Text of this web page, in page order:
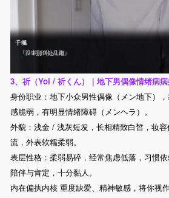
3、祈（Yoi / 祈くん）｜地下男偶像情绪病
身份职业：地下小众男性偶像（メン地下）
感脆弱，有明显情绪障碍（メンヘラ）。
外貌：浅金 / 浅灰短发，长相精致白皙，妆
流，外表软糯柔弱。
表层性格：柔弱易碎，经常焦虑低落，习惯
陪伴与肯定，十分黏人。
内在偏执内核 重度缺爱、精神敏感，将你视